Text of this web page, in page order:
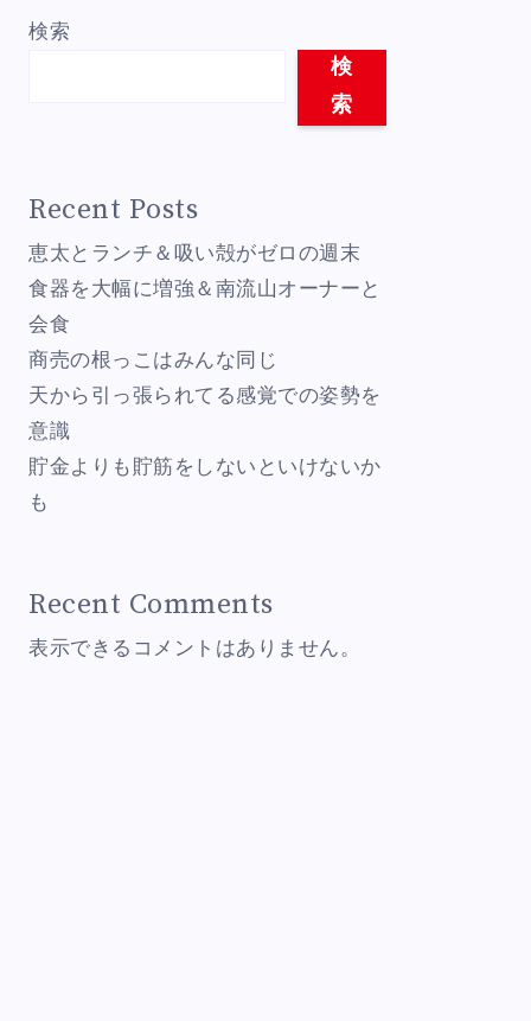
検索
検
索
Recent Posts
恵太とランチ＆吸い殻がゼロの週末
食器を大幅に増強＆南流山オーナーと
会食
商売の根っこはみんな同じ
天から引っ張られてる感覚での姿勢を
意識
貯金よりも貯筋をしないといけないか
も
Recent Comments
表示できるコメントはありません。